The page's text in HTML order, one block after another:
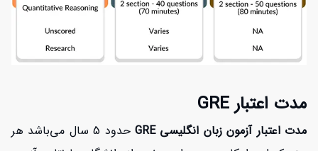
مدت اعتبار GRE
مدت اعتبار آزمون زبان انگلیسی GRE
حدود 5 سال می‌باشد هر